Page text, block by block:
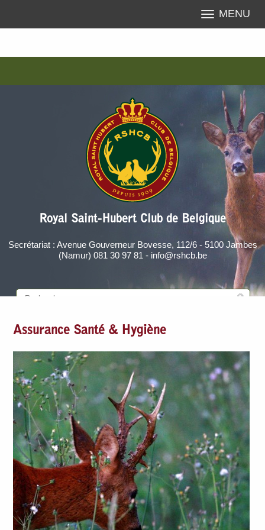
MENU
Royal Saint-Hubert Club de Belgique
Secrétariat : Avenue Gouverneur Bovesse, 112/6 - 5100 Jambes
(Namur) 081 30 97 81 - info@rshcb.be
Assurance Santé & Hygiène